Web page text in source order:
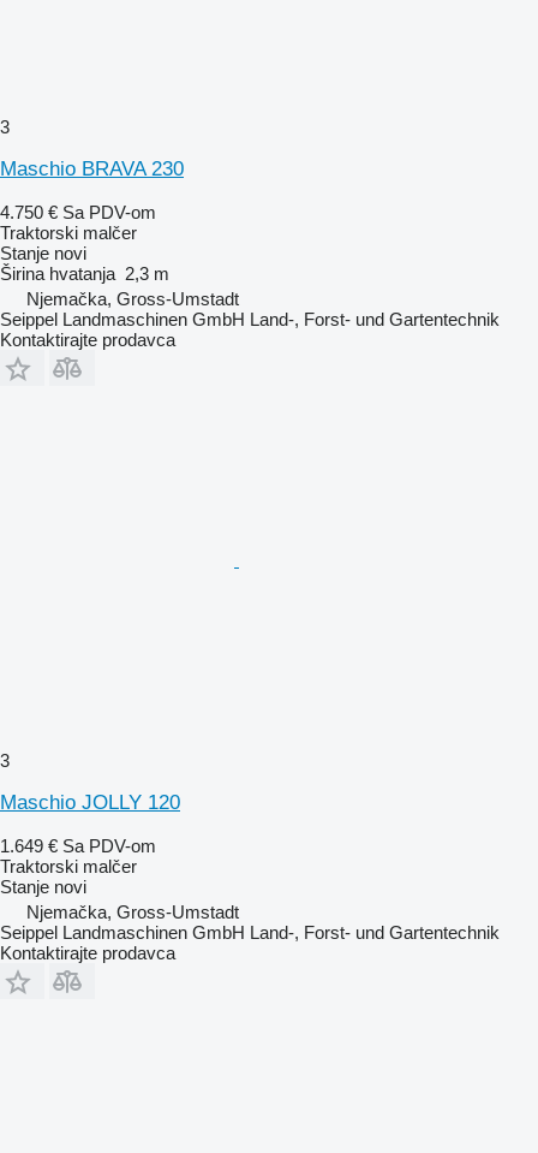
3
Maschio BRAVA 230
4.750 € Sa PDV-om
Traktorski malčer
Stanje novi
Širina hvatanja 2,3 m
Njemačka, Gross-Umstadt
Seippel Landmaschinen GmbH Land-, Forst- und Gartentechnik
Kontaktirajte prodavca
3
Maschio JOLLY 120
1.649 € Sa PDV-om
Traktorski malčer
Stanje novi
Njemačka, Gross-Umstadt
Seippel Landmaschinen GmbH Land-, Forst- und Gartentechnik
Kontaktirajte prodavca